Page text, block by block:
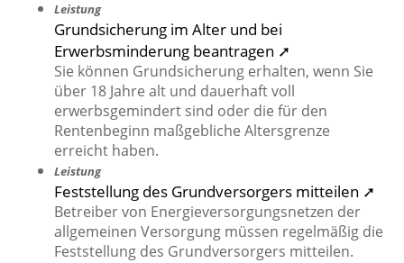
Leistung
Grundsicherung im Alter und bei
Erwerbsminderung beantragen ➚
Sie können Grundsicherung erhalten, wenn Sie
über 18 Jahre alt und dauerhaft voll
erwerbsgemindert sind oder die für den
Rentenbeginn maßgebliche Altersgrenze
erreicht haben.
Leistung
Feststellung des Grundversorgers mitteilen ➚
Betreiber von Energieversorgungsnetzen der
allgemeinen Versorgung müssen regelmäßig die
Feststellung des Grundversorgers mitteilen.